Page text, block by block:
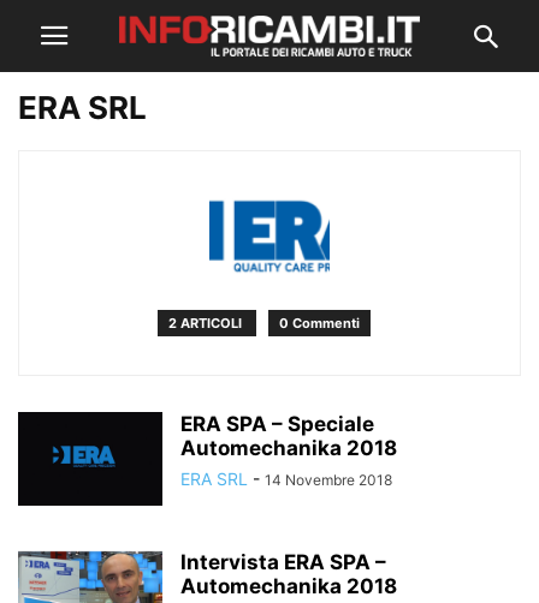
ERA SRL
2 ARTICOLI 0 Commenti
ERA SPA – Speciale
Automechanika 2018
ERA SRL - 14 Novembre 2018
Intervista ERA SPA –
Automechanika 2018